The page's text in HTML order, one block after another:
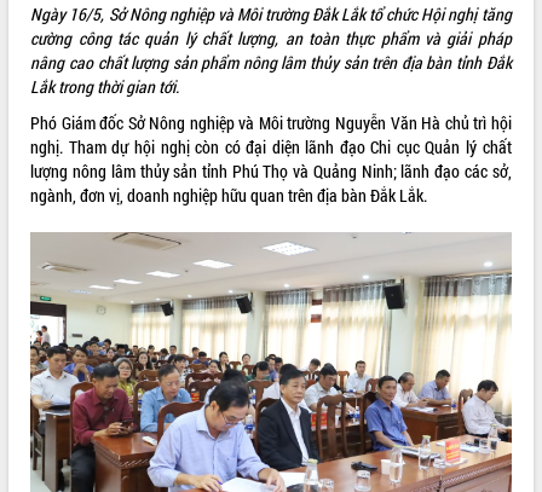
SỞ, BAN, NGÀNH
UBND CÁC XÃ, PHƯỜNG
THÔNG TIN CHỈ ĐẠO ĐIỀU HÀNH
HỆ THỐNG VĂN BẢN
VĂN BẢN HĐND TỈNH
ĐIỂM TIN VĂN BẢN
QUY HOẠCH - KẾ HOẠCH
Ngày 16/5, Sở Nông nghiệp và Môi trường Đắk Lắk tổ chức Hội nghị tăng
cường công tác quản lý chất lượng, an toàn thực phẩm và giải pháp
nâng cao chất lượng sản phẩm nông lâm thủy sản trên địa bàn tỉnh Đắk
Lắk trong thời gian tới.
Phó Giám đốc Sở Nông nghiệp và Môi trường Nguyễn Văn Hà chủ trì hội
nghị. Tham dự hội nghị còn có đại diện lãnh đạo Chi cục Quản lý chất
lượng nông lâm thủy sản tỉnh Phú Thọ và Quảng Ninh; lãnh đạo các sở,
ngành, đơn vị, doanh nghiệp hữu quan trên địa bàn Đắk Lắk.